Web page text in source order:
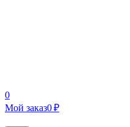
0
Мой заказ0 ₽